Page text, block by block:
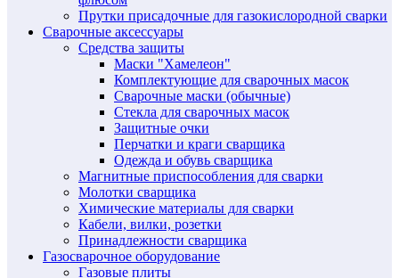
Прутки присадочные для газокислородной сварки
Сварочные аксессуары
Средства защиты
Маски "Хамелеон"
Комплектующие для сварочных масок
Сварочные маски (обычные)
Стекла для сварочных масок
Защитные очки
Перчатки и краги сварщика
Одежда и обувь сварщика
Магнитные приспособления для сварки
Молотки сварщика
Химические материалы для сварки
Кабели, вилки, розетки
Принадлежности сварщика
Газосварочное оборудование
Газовые плиты